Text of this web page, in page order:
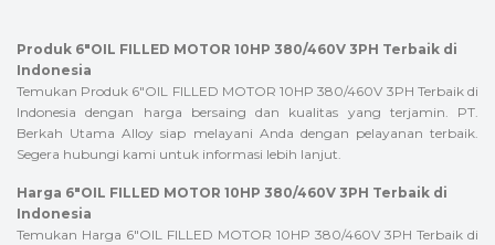
Produk 6″OIL FILLED MOTOR 10HP 380/460V 3PH Terbaik di
Indonesia
Temukan Produk 6″OIL FILLED MOTOR 10HP 380/460V 3PH Terbaik di
Indonesia dengan harga bersaing dan kualitas yang terjamin. PT.
Berkah Utama Alloy siap melayani Anda dengan pelayanan terbaik.
Segera hubungi kami untuk informasi lebih lanjut.
Harga 6″OIL FILLED MOTOR 10HP 380/460V 3PH Terbaik di
Indonesia
Temukan Harga 6″OIL FILLED MOTOR 10HP 380/460V 3PH Terbaik di